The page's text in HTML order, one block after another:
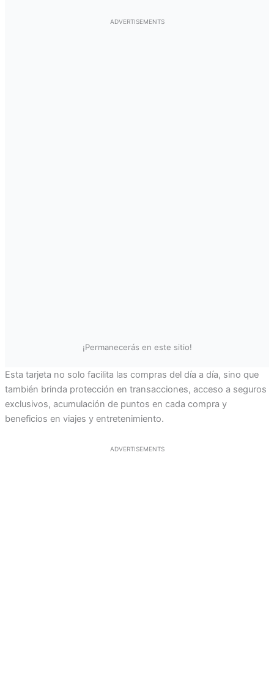
ADVERTISEMENTS
¡Permanecerás en este sitio!
Esta tarjeta no solo facilita las compras del día a día, sino que
también brinda protección en transacciones, acceso a seguros
exclusivos, acumulación de puntos en cada compra y
beneficios en viajes y entretenimiento.
ADVERTISEMENTS